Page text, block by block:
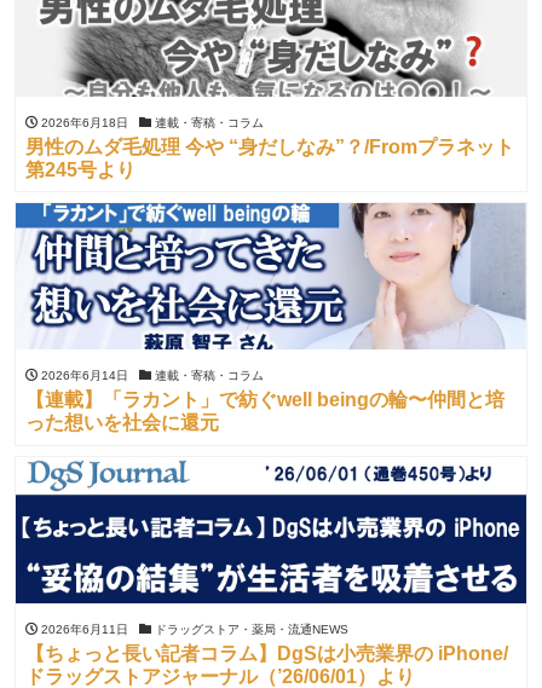
2026年6月18日 連載・寄稿・コラム
男性のムダ毛処理 今や “身だしなみ”？/Fromプラネット
第245号より
2026年6月14日 連載・寄稿・コラム
【連載】「ラカント」で紡ぐwell beingの輪〜仲間と培
った想いを社会に還元
2026年6月11日 ドラッグストア・薬局・流通NEWS
【ちょっと長い記者コラム】DgSは小売業界の iPhone/
ドラッグストアジャーナル（’26/06/01）より